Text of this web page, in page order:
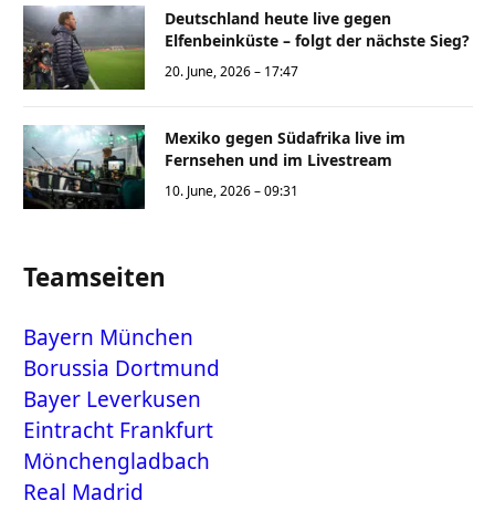
Deutschland heute live gegen
Elfenbeinküste – folgt der nächste Sieg?
20. June, 2026 – 17:47
Mexiko gegen Südafrika live im
Fernsehen und im Livestream
10. June, 2026 – 09:31
Teamseiten
Bayern München
Borussia Dortmund
Bayer Leverkusen
Eintracht Frankfurt
Mönchengladbach
Real Madrid